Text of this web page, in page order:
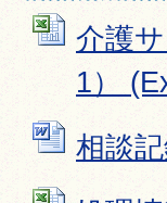
介護
1）
相談